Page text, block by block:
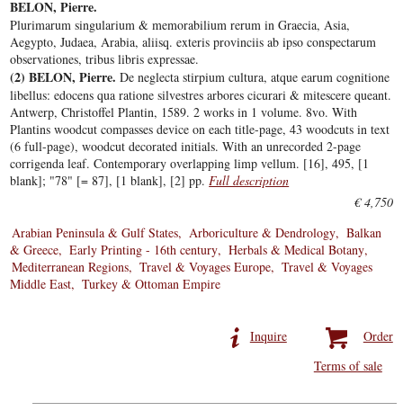
BELON, Pierre.
Plurimarum singularium & memorabilium rerum in Graecia, Asia,
Aegypto, Judaea, Arabia, aliisq. exteris provinciis ab ipso conspectarum
observationes, tribus libris expressae.
(2) BELON, Pierre. De neglecta stirpium cultura, atque earum cognitione
libellus: edocens qua ratione silvestres arbores cicurari & mitescere queant.
Antwerp, Christoffel Plantin, 1589. 2 works in 1 volume. 8vo. With
Plantins woodcut compasses device on each title-page, 43 woodcuts in text
(6 full-page), woodcut decorated initials. With an unrecorded 2-page
corrigenda leaf. Contemporary overlapping limp vellum. [16], 495, [1
blank]; "78" [= 87], [1 blank], [2] pp.Full description
€ 4,750
Arabian Peninsula & Gulf States
Arboriculture & Dendrology
Balkan
& Greece
Early Printing - 16th century
Herbals & Medical Botany
Mediterranean Regions
Travel & Voyages Europe
Travel & Voyages
Middle East
Turkey & Ottoman Empire
Order
Inquire
Terms of sale